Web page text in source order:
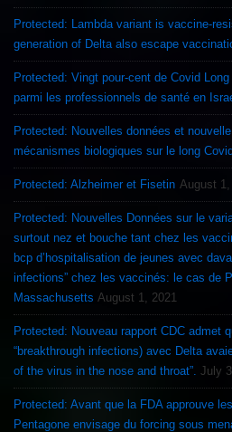
Protected: Lambda variant is vaccine-
generation of Delta also escape
Protected: Vingt pour-cent de Covid
parmi les professionnels de santé
Protected: Nouvelles données et
mécanismes biologiques sur le long
Protected: Alzheimer et Fisetin August 1,
Protected: Nouvelles Données sur le
surtout nez et bouche tant chez les
bcp d’hospitalisation de jeunes avec
infections” chez les vaccinés: le cas de
Massachusetts August 1, 2021
Protected: Nouveau rapport CDC admet
“breakthrough infections) avec Delta
of the virus in the nose and throat”. July
Protected: Avant que la FDA approuve
Pentagone envisage du forcing sous